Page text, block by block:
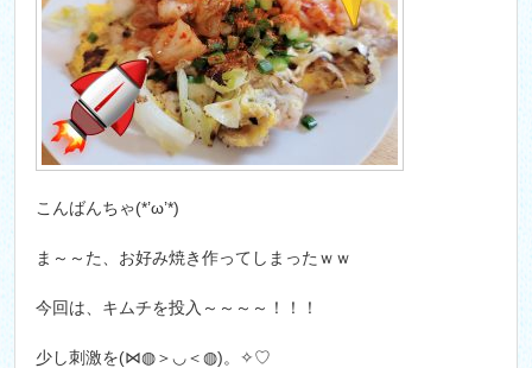
こんばんちゃ(*’ω’*)
ま～～た、お好み焼き作ってしまったｗｗ
今回は、キムチを投入～～～～！！！
少し刺激を(⋈◍＞◡＜◍)。✧♡